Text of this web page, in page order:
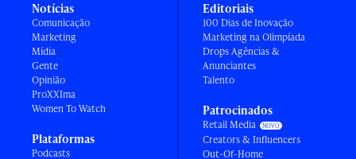
Notícias
Comunicação
Marketing
Mídia
Gente
Opinião
ProXXIma
Women To Watch
Plataformas
Podcasts
Editoriais
100 Dias de Inovação
Marketing na Olimpíada
Drops Agências &
Anunciantes
Talento
Patrocinados
Retail Media
Creators & Influencers
Out-Of-Home